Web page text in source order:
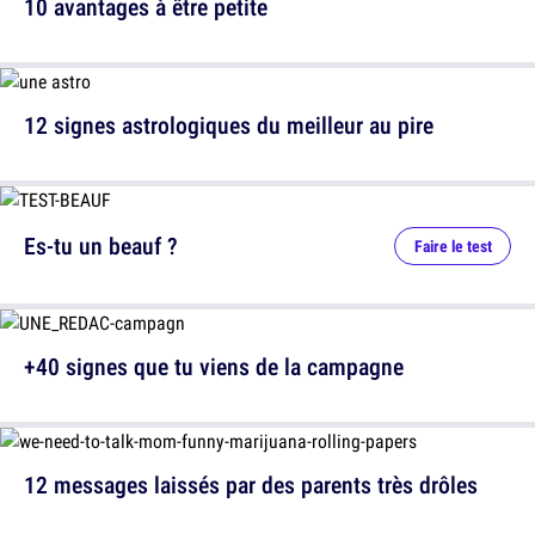
10 avantages à être petite
12 signes astrologiques du meilleur au pire
12 messages laissés par des parents très drôles
Es-tu un beauf ? Faire le test
+40 signes que tu viens de la campagne